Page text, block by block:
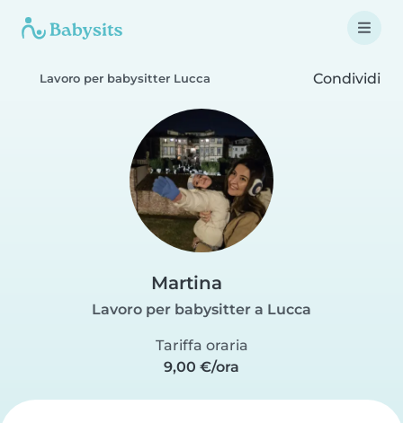
Lavoro per babysitter Lucca Condividi
Martina
Lavoro per babysitter a Lucca
Tariffa oraria
9,00 €/ora